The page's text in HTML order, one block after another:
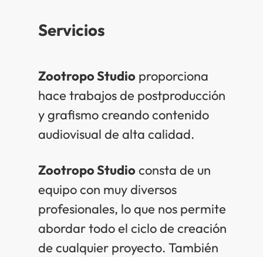
Servicios
Zootropo Studioproporciona
hace trabajos de postproducción
y grafismo creando contenido
audiovisual de alta calidad.
Zootropo Studioconsta de un
equipo con muy diversos
profesionales, lo que nos permite
abordar todo el ciclo de creación
de cualquier proyecto. También